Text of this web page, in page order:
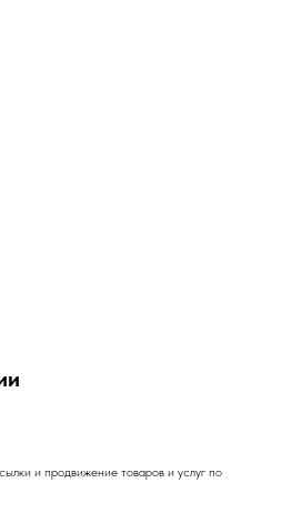
и продвижение товаров и услуг по